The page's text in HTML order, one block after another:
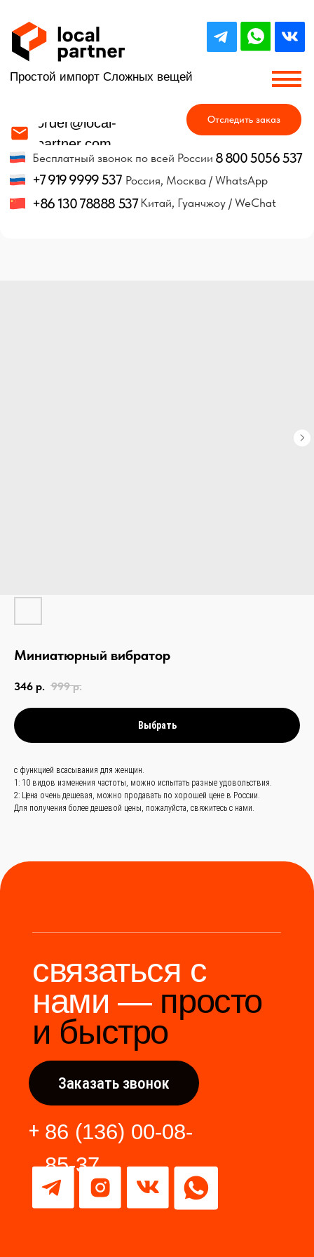
+86 130 78888 537
+7 919 9999 537
8 800 5056 537
Китай, Гуанчжоу / WeChat
Россия, Москва / WhatsApp
Простой импорт Сложных вещей
Отследить заказ
Миниатюрный вибратор
346 р. 999 р.
Выбрать
с функцией всасывания для женщин.
1: 10 видов изменения частоты, можно испытать разные удовольствия.
2: Цена очень дешевая, можно продавать по хорошей цене в России.
Для получения более дешевой цены, пожалуйста, свяжитесь с нами.
связаться с
нами —просто
и быстро
Разработка сайта
мостом между вами и
Заказать звонок
86 (136) 00-08-
+